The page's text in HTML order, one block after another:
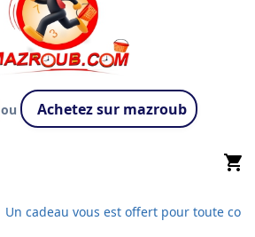
ou Achetez sur mazroub
shopping_cart
Un cadeau vous est offert pour toute